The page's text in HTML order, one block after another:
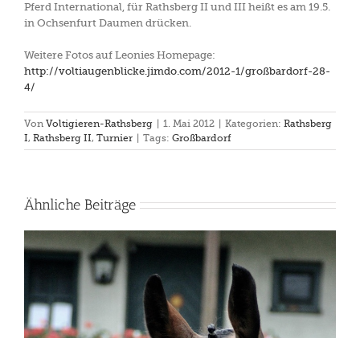
Pferd International, für Rathsberg II und III heißt es am 19.5.
in Ochsenfurt Daumen drücken.
Weitere Fotos auf Leonies Homepage:
http://voltiaugenblicke.jimdo.com/2012-1/großbardorf-28-
4/
Von Voltigieren-Rathsberg | 1. Mai 2012 | Kategorien: Rathsberg
I, Rathsberg II, Turnier | Tags: Großbardorf
Ähnliche Beiträge